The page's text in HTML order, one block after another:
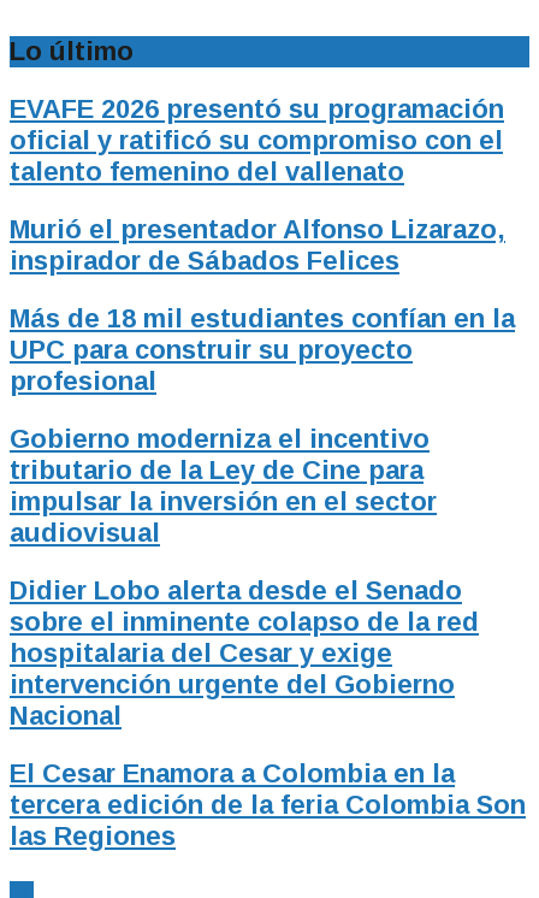
Lo último
EVAFE 2026 presentó su programación
oficial y ratificó su compromiso con el
talento femenino del vallenato
Murió el presentador Alfonso Lizarazo,
inspirador de Sábados Felices
Más de 18 mil estudiantes confían en la
UPC para construir su proyecto
profesional
Gobierno moderniza el incentivo
tributario de la Ley de Cine para
impulsar la inversión en el sector
audiovisual
Didier Lobo alerta desde el Senado
sobre el inminente colapso de la red
hospitalaria del Cesar y exige
intervención urgente del Gobierno
Nacional
El Cesar Enamora a Colombia en la
tercera edición de la feria Colombia Son
las Regiones